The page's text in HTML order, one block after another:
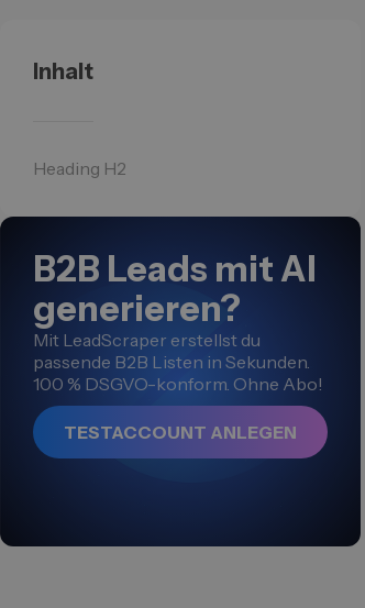
Inhalt
Heading H2
B2B Leads mit AI
generieren?
Mit LeadScraper erstellst du
passende B2B Listen in Sekunden.
100 % DSGVO-konform. Ohne Abo!
TESTACCOUNT ANLEGEN